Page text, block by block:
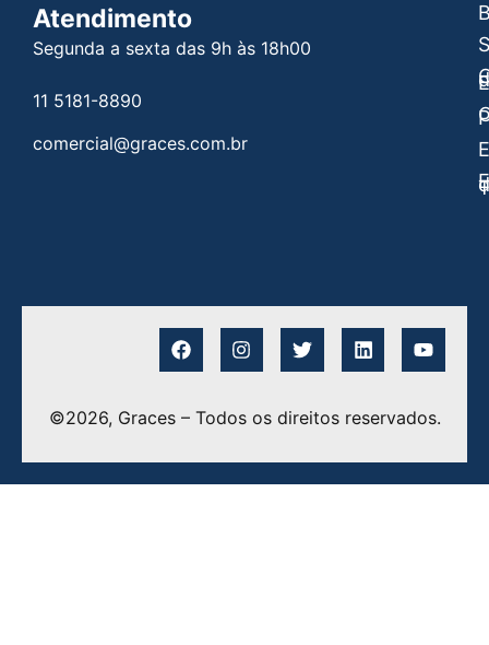
Atendimento
Segunda a sexta das 9h às 18h00
11 5181-8890
comercial@graces.com.br
©2026, Graces – Todos os direitos reservados.